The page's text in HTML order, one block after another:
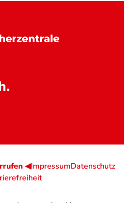
◀ImpressumDatenschutz